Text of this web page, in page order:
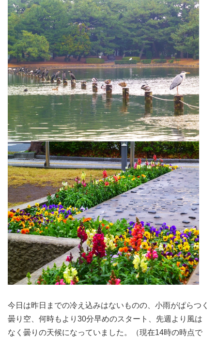
今日は昨日までの冷え込みはないものの、小雨がぱらつく
曇り空、何時もより30分早めのスタート、先週より風は
なく曇りの天候になっていました。（現在14時の時点で